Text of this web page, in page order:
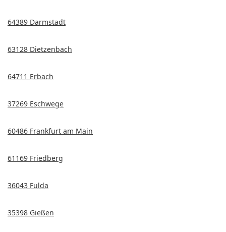
64389 Darmstadt
63128 Dietzenbach
64711 Erbach
37269 Eschwege
60486 Frankfurt am Main
61169 Friedberg
36043 Fulda
35398 Gießen